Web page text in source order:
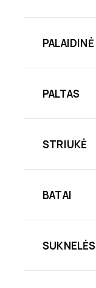
PALAIDINĖ
PALTAS
STRIUKĖ
BATAI
SUKNELĖS